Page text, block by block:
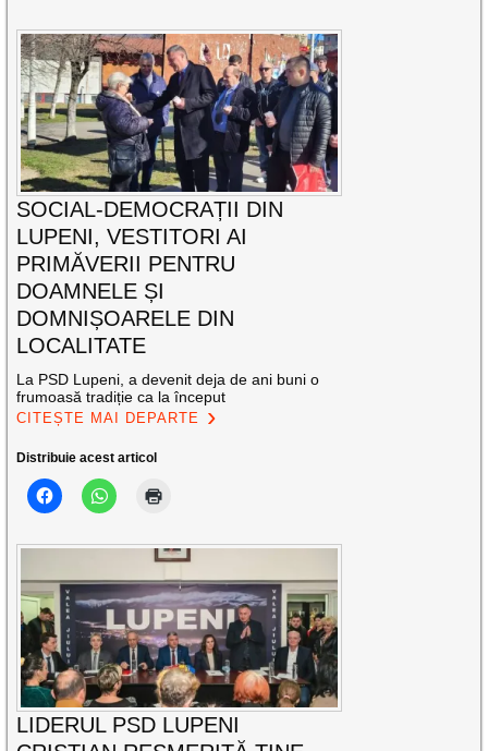
SOCIAL-DEMOCRAȚII DIN
LUPENI, VESTITORI AI
PRIMĂVERII PENTRU
DOAMNELE ȘI
DOMNIȘOARELE DIN
LOCALITATE
La PSD Lupeni, a devenit deja de ani buni o
frumoasă tradiție ca la început
CITEȘTE MAI DEPARTE
Distribuie acest articol
LIDERUL PSD LUPENI